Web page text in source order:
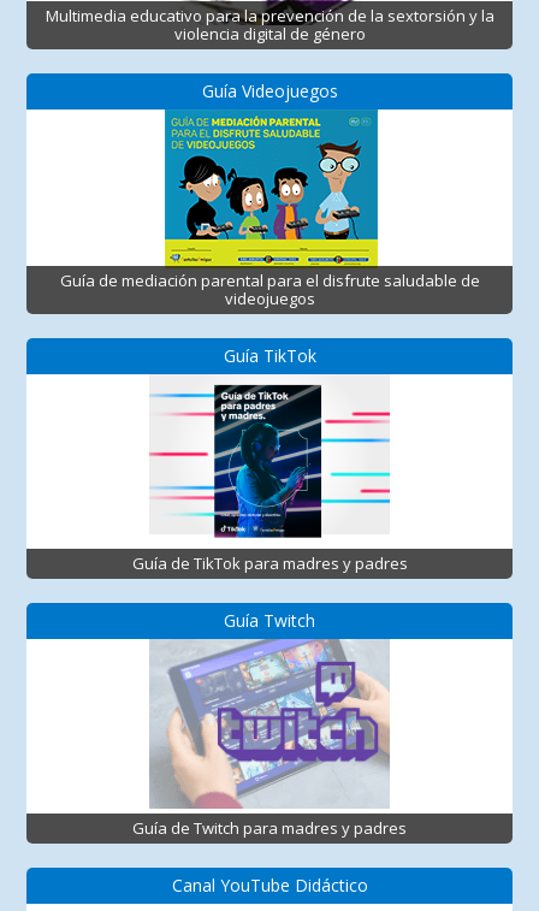
Multimedia educativo para la prevención de la sextorsión y la
violencia digital de género
Guía Videojuegos
Guía de mediación parental para el disfrute saludable de
videojuegos
Guía TikTok
Guía de TikTok para madres y padres
Guía Twitch
Guía de Twitch para madres y padres
Canal YouTube Didáctico